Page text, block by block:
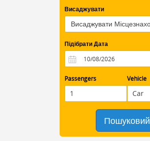
Висаджувати
Підібрати Дата
Passengers Vehicle
Пошуковий